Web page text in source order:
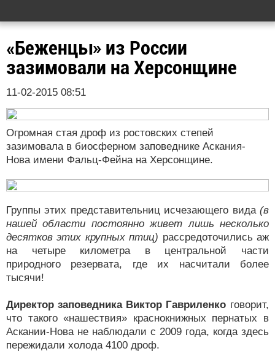
«Беженцы» из России
зазимовали на Херсонщине
11-02-2015 08:51
Огромная стая дроф из ростовских степей
зазимовала в биосферном заповеднике Аскания-
Нова имени Фальц-Фейна на Херсонщине.
Группы этих представительниц исчезающего вида (в
нашей области постоянно живет лишь несколько
десятков этих крупных птиц) рассредоточились аж
на четыре километра в центральной части
природного резервата, где их насчитали более
тысячи!
Директор заповедника Виктор Гавриленко говорит,
что такого «нашествия» краснокнижных пернатых в
Аскании-Нова не наблюдали с 2009 года, когда здесь
пережидали холода 4100 дроф.